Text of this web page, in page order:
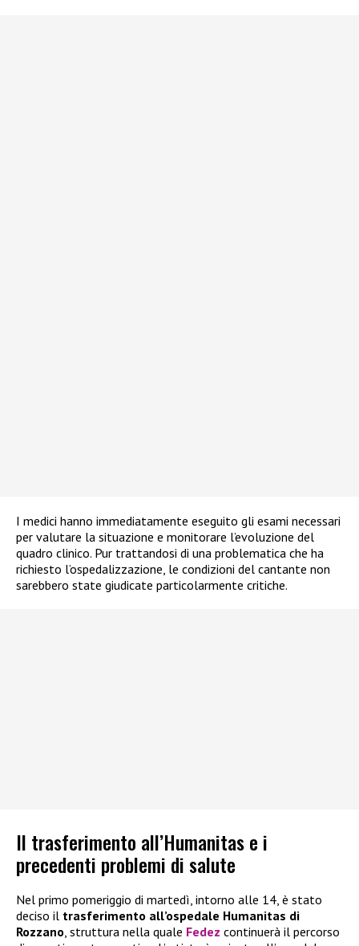
I medici hanno immediatamente eseguito gli esami necessari
per valutare la situazione e monitorare l’evoluzione del
quadro clinico. Pur trattandosi di una problematica che ha
richiesto l’ospedalizzazione, le condizioni del cantante non
sarebbero state giudicate particolarmente critiche.
Il trasferimento all’Humanitas e i
precedenti problemi di salute
Nel primo pomeriggio di martedì, intorno alle 14, è stato
deciso il trasferimento all’ospedale Humanitas di
Rozzano , struttura nella quale Fedez continuerà il percorso